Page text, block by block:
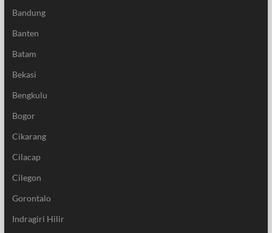
Bandung
Banten
Batam
Bekasi
Bengkulu
Bogor
Cikarang
Cilacap
Cilegon
Gorontalo
Indragiri Hilir